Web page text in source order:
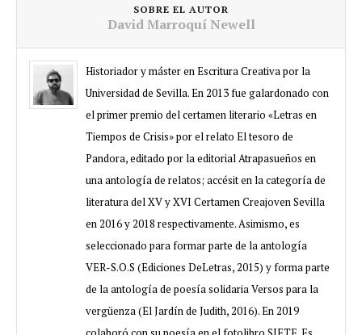
SOBRE EL AUTOR
David Marroquí Newell
Historiador y máster en Escritura Creativa por la
Universidad de Sevilla. En 2013 fue galardonado con
el primer premio del certamen literario «Letras en
Tiempos de Crisis» por el relato El tesoro de
Pandora, editado por la editorial Atrapasueños en
una antología de relatos; accésit en la categoría de
literatura del XV y XVI Certamen Creajoven Sevilla
en 2016 y 2018 respectivamente. Asimismo, es
seleccionado para formar parte de la antología
VER-S.O.S (Ediciones DeLetras, 2015) y forma parte
de la antología de poesía solidaria Versos para la
vergüenza (El Jardín de Judith, 2016). En 2019